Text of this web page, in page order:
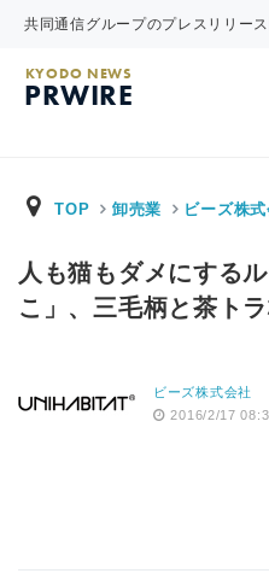
共同通信グループのプレスリリー
KYODO NEWS
PRWIRE
TOP 卸売業 ビーズ株
人も猫もダメにする
こ」、三毛柄と茶トラ
ビーズ株式会社
2016/2/17